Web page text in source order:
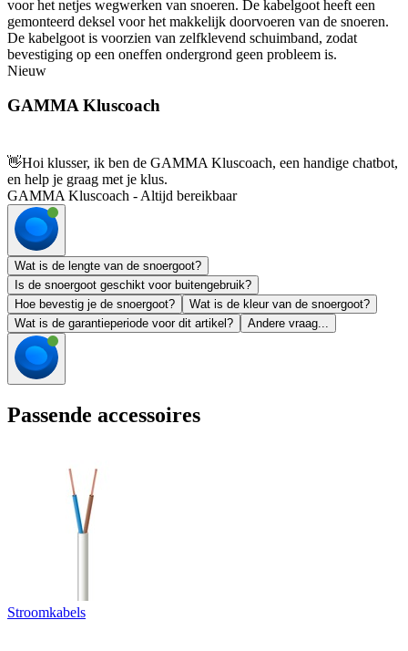
voor het netjes wegwerken van snoeren. De kabelgoot heeft een
gemonteerd deksel voor het makkelijk doorvoeren van de snoeren.
De kabelgoot is voorzien van zelfklevend schuimband, zodat
bevestiging op een oneffen ondergrond geen probleem is.
Nieuw
GAMMA Kluscoach
👋Hoi klusser, ik ben de GAMMA Kluscoach, een handige chatbot,
en help je graag met je klus.
GAMMA Kluscoach - Altijd bereikbaar
Wat is de lengte van de snoergoot?
Is de snoergoot geschikt voor buitengebruik?
Hoe bevestig je de snoergoot?
Wat is de kleur van de snoergoot?
Wat is de garantieperiode voor dit artikel?
Andere vraag...
Passende accessoires
Stroomkabels